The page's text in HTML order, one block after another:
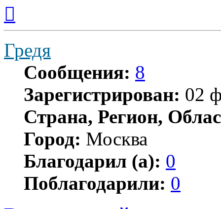
началу
Гредя
Сообщения: 8
Зарегистрирован: 02
Страна, Регион,
Город: Москва
Благодарил (а): 0
Поблагодарили: 0